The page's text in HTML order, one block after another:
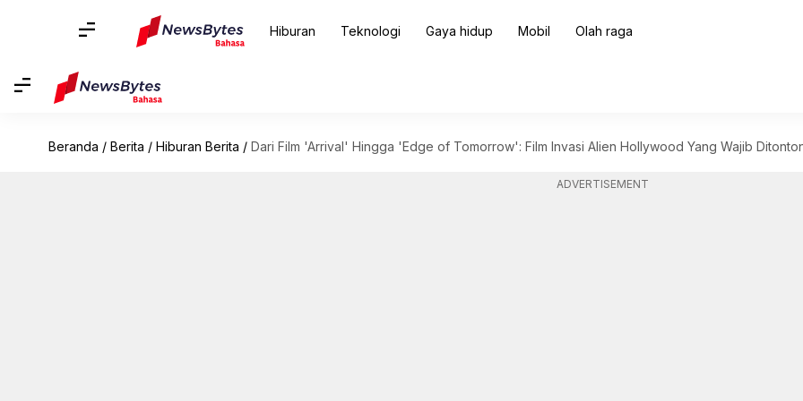
Hiburan Teknologi Gaya hidup Mobil Olah raga
Beranda / Berita / Hiburan Berita / Dari Film 'Arrival' Hingga 'Edge of Tomorrow': Film Invasi Alien Hollywood Yang Wajib
ADVERTISEMENT